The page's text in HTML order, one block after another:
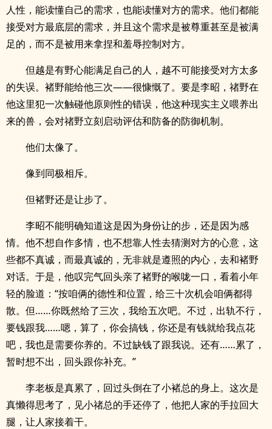
人性，能读懂自己的需求，也能读懂对方的需求。他们都能
接受对方最底层的需求，并且这个需求是被尊重甚至是被满
足的，而不是被用来拿捏和羞辱控制对方。
但越是有野心能满足自己的人，越不可能接受对方太多
的失误。褚野能给他三次——很慷慨了。要是李昭，禇野在
他这里犯一次触碰他原则性的错误，他这种现实主义喂养出
来的兽，会对禇野立刻启动评估和防备的防御机制。
他们太像了。
像到同极相斥。
但褚野还是让步了。
李昭不能明确知道这是因为身份让的步，还是因为感
情。他不想自作多情，也不想靠人性去猜测对方的心意，这
些都不真诚，而最真诚的，无非就是遵照的内心，去和褚野
对话。于是，他叹完气回头亲了褚野的喉咙一口，看着小年
轻的脸道：“按咱俩的德性和位置，给三十次机会咱俩都得
散。但……你既然给了三次，我给五次吧。不过，出轨不行，
要钱跟我……嗯，算了，你会搞钱，你还是有钱就给我点花
吧，我也是需要你养的。不过缺钱了跟我说。还有……累了，
暂时想不出，回头跟你补充。”
李老板是真累了，回过头倒在了小褚总的身上。这次是
真懒得思考了，见小禇总的手还停了，他把人家的手拉回大
腿，让人家接着干。